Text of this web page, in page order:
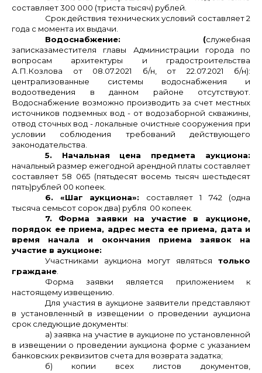
составляет 300 000 (триста тысяч) рублей.
Срок действия технических условий составляет 2
года с момента их выдачи.
Водоснабжение: (служебная
записказаместителя главы Администрации города по
вопросам архитектуры и градостроительства
А.П.Козлова от 08.07.2021 б/н, от 22.07.2021 б/н):
централизованные системы водоснабжения и
водоотведения в данном районе отсутствуют.
Водоснабжение возможно производить за счет местных
источников подземных вод - от водозаборной скважины,
отвод сточных вод - локальные очистные сооружения при
условии соблюдения требований действующего
законодательства.
5. Начальная цена предмета аукциона:
начальный размер ежегодной арендной платы составляет
составляет 58 065 (пятьдесят восемь тысяч шестьдесят
пять)рублей 00 копеек.
6. «Шаг аукциона»: составляет 1 742 (одна
тысяча семьсот сорок два) рубля 00 копеек.
7. Форма заявки на участие в аукционе,
порядок ее приема, адрес места ее приема, дата и
время начала и окончания приема заявок на
участие в аукционе:
Участниками аукциона могут являться только
граждане.
Форма заявки является приложением к
настоящему извещению.
Для участия в аукционе заявители представляют
в установленный в извещении о проведении аукциона
срок следующие документы:
а) заявка на участие в аукционе по установленной
в извещении о проведении аукциона форме с указанием
банковских реквизитов счета для возврата задатка;
б) копии всех листов документов,